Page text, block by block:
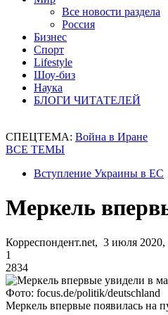
Все новости раздела
Россия
Бизнес
Спорт
Lifestyle
Шоу-биз
Наука
БЛОГИ ЧИТАТЕЛЕЙ
СПЕЦТЕМА: Война в Иране
ВСЕ ТЕМЫ
Вступление Украины в ЕС
Меркель
Корреспондент.net, 3 июля 2020,
1
2834
Фото: focus.de/politik/deutschland
Меркель впервые появилась на